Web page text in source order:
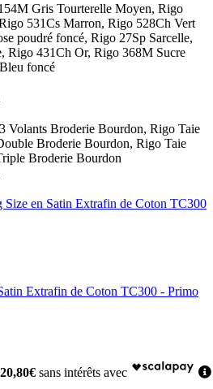
Gris Tourterelle Moyen, Rigo
531Cs Marron, Rigo 528Ch Vert
poudré foncé, Rigo 27Sp Sarcelle,
Rigo 431Ch Or, Rigo 368M Sucre
foncé
Volants Broderie Bourdon, Rigo Taie
Broderie Bourdon, Rigo Taie
Broderie Bourdon
en Satin Extrafin de Coton TC300
Extrafin de Coton TC300 - Primo
20,80€ sans intérêts avec